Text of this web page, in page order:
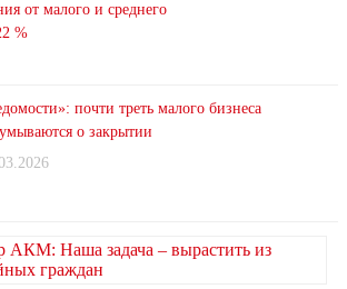
от малого и среднего
%
почти треть малого бизнеса
о закрытии